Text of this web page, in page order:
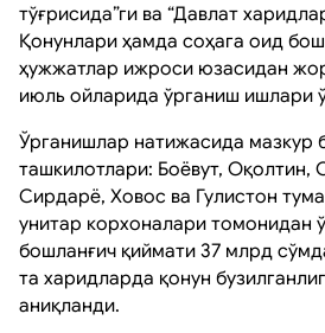
тўғрисида”ги ва “Давлат
Қонунлари ҳамда соҳага оид
ҳужжатлар ижроси юзасидан
июль ойларида ўрганиш ишлари
Ўрганишлар натижасида мазкур
ташкилотлари: Боёвут, Оқолтин,
Сирдарё, Ховос ва Гулистон
унитар корхоналари томонидан
бошланғич қиймати 37 млрд
та харидларда қонун
аниқланди.